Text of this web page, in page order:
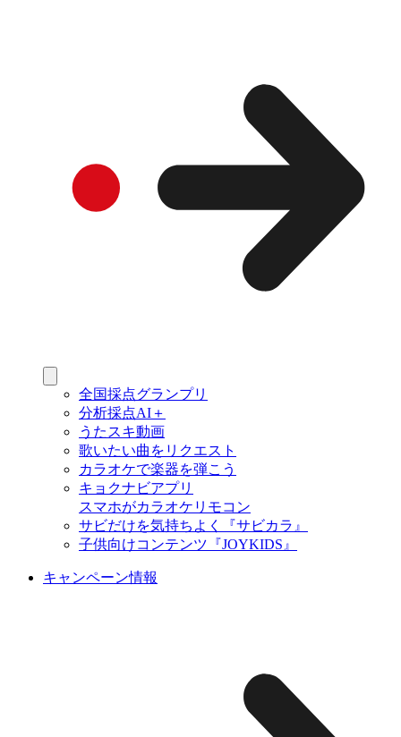
全国採点グランプリ
分析採点AI＋
うたスキ動画
歌いたい曲をリクエスト
カラオケで楽器を弾こう
キョクナビアプリ
スマホがカラオケリモコン
サビだけを気持ちよく『サビカラ』
子供向けコンテンツ『JOYKIDS』
キャンペーン情報